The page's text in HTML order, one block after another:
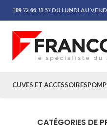
09 72 66 31 57 DU LUNDI AU
CUVES ET ACCESSOIRES
CATÉGORIES DE